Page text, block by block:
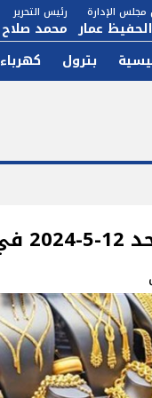
الإدارة
عمار
رئيس التحرير
محمد صلاح
بترول كهرباء